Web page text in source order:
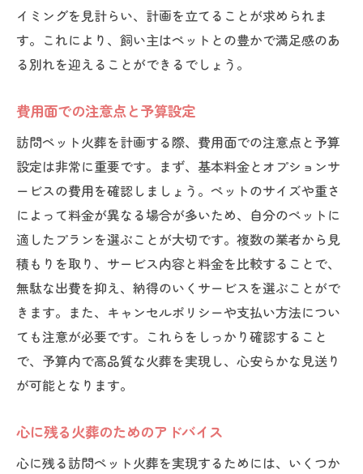
イミングを見計らい、計画を立てることが求められま
す。これにより、飼い主はペットとの豊かで満足感のあ
る別れを迎えることができるでしょう。
費用面での注意点と予算設定
訪問ペット火葬を計画する際、費用面での注意点と予算
設定は非常に重要です。まず、基本料金とオプションサ
ービスの費用を確認しましょう。ペットのサイズや重さ
によって料金が異なる場合が多いため、自分のペットに
適したプランを選ぶことが大切です。複数の業者から見
積もりを取り、サービス内容と料金を比較することで、
無駄な出費を抑え、納得のいくサービスを選ぶことがで
きます。また、キャンセルポリシーや支払い方法につい
ても注意が必要です。これらをしっかり確認すること
で、予算内で高品質な火葬を実現し、心安らかな見送り
が可能となります。
心に残る火葬のためのアドバイス
心に残る訪問ペット火葬を実現するためには、いくつか